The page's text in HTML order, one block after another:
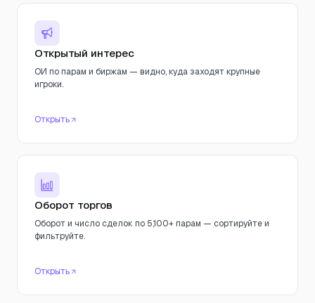
Открытый интерес
ОИ по парам и биржам — видно, куда заходят крупные
игроки.
Открыть
Оборот торгов
Оборот и число сделок по 5,100+ парам — сортируйте и
фильтруйте.
Открыть